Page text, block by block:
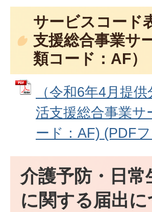
サービスコード
支援総合事業サ
類コード：AF）
（令和6年4月提
活支援総合事業
ード：AF) (PDF
介護予防・日
に関する届出